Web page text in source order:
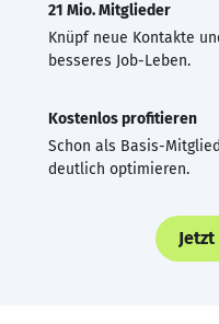
21 Mio. Mitglieder
Knüpf neue Kontakte
besseres Job-Leben.
Kostenlos profitieren
Schon als Basis-
deutlich optimieren.